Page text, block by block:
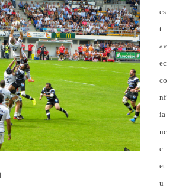
es
t
av
ec
co
nf
ia
nc
e
et
u